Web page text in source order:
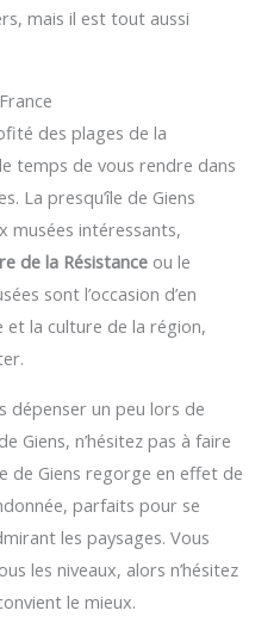
mais il est tout aussi
des plages de la
temps de vous rendre dans
La presqu’île de Giens
musées intéressants,
de la Résistance ou le
sont l’occasion d’en
et la culture de la région,
dépenser un peu lors de
Giens, n’hésitez pas à faire
de Giens regorge en effet de
parfaits pour se
les paysages. Vous
les niveaux, alors n’hésitez
le mieux.